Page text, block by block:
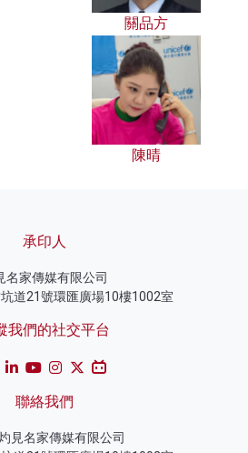
關品方
陳晴
承印人
名家傳媒有限公司
道21號環匯廣場10樓1002室
我們的社交平台
聯絡我們
見名家傳媒有限公司